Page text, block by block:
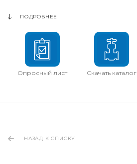
ПОДРОБНЕЕ
Опросный лист Скачать каталог
НАЗАД К СПИСКУ